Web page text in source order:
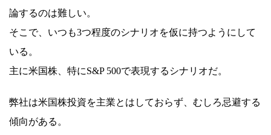
論するのは難しい。
そこで、いつも3つ程度のシナリオを仮に持つようにして
いる。
主に米国株、特にS&P 500で表現するシナリオだ。
弊社は米国株投資を主業とはしておらず、むしろ忌避する
傾向がある。